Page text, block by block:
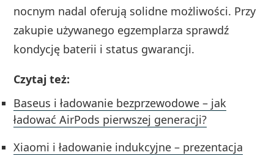
nocnym nadal oferują solidne możliwości. Przy
zakupie używanego egzemplarza sprawdź
kondycję baterii i status gwarancji.
Czytaj też:
Baseus i ładowanie bezprzewodowe – jak
ładować AirPods pierwszej generacji?
Xiaomi i ładowanie indukcyjne – prezentacja